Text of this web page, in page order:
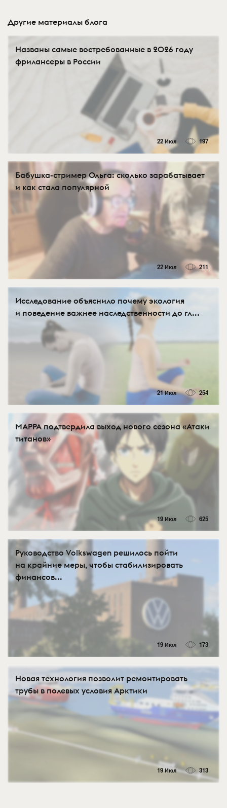
Другие материалы блога
Названы самые востребованные в 2026 году
фрилансеры в России
22 Июл 197
Бабушка-стример Ольга: сколько зарабатывает
и как стала популярной
22 Июл 211
Исследование объяснило почему экология
и поведение важнее наследственности до гл...
21 Июл 254
MAPPA подтвердила выход нового сезона «Атаки
титанов»
19 Июл 625
Руководство Volkswagen решилось пойти
на крайние меры, чтобы стабилизировать
финансов...
19 Июл 173
Новая технология позволит ремонтировать
трубы в полевых условия Арктики
19 Июл 313